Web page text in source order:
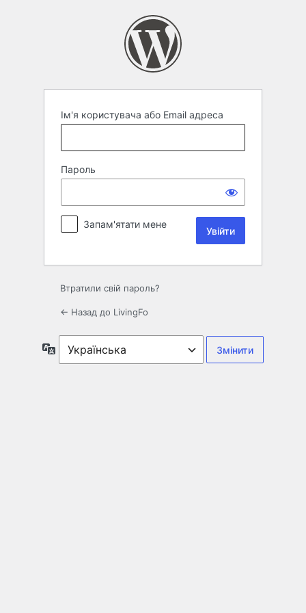
Ім'я користувача або Email адреса
Пароль
Запам'ятати мене
Втратили свій пароль?
← Назад до LivingFo
Мова